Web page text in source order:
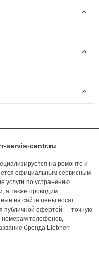
servis-centr.ru
на ремонте и
официальным сервисным
услуги по устранению
а также проводим
на сайте цены носят
публичной офертой — точную
номерам телефонов,
бренда Liebherr